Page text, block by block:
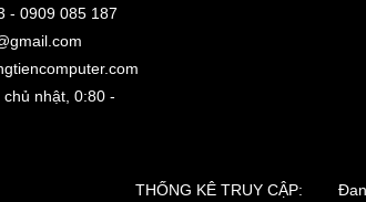
- 0909 085 187
nhật, 0:80 -
THỐNG KÊ TRUY CẬP: